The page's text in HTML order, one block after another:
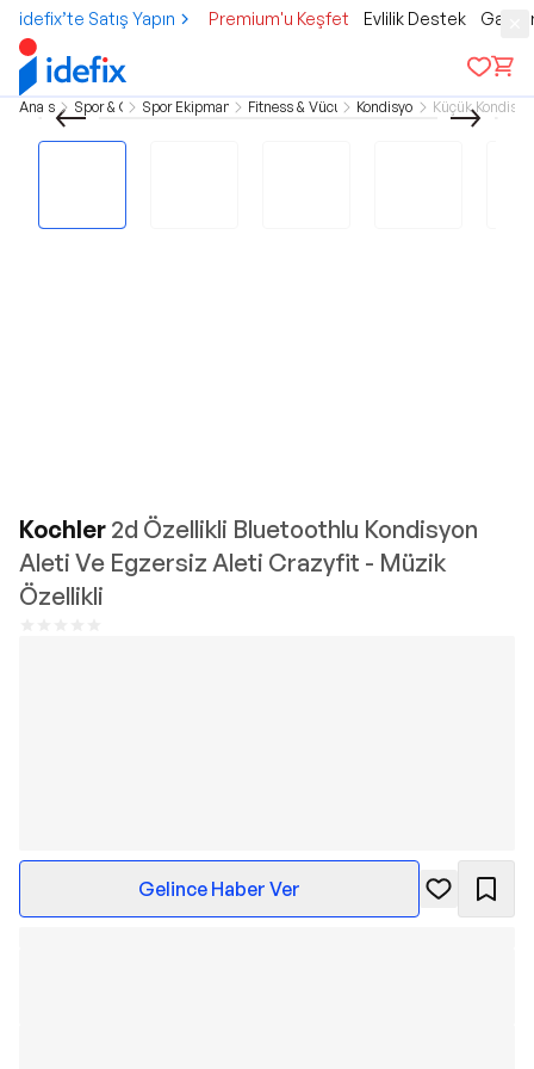
idefix’te Satış Yapın Premium'u Keşfet Evlilik Destek
Ana sayfaSpor & OutdoorSpor Ekipman & AksesuarFitness & Vücut GeliştirmeKondisyon Aletleri
Küçük
Kochler 2d Özellikli Bluetoothlu Kondisyon
Aleti Ve Egzersiz Aleti Crazyfit - Müzik
Özellikli
Gelince Haber Ver